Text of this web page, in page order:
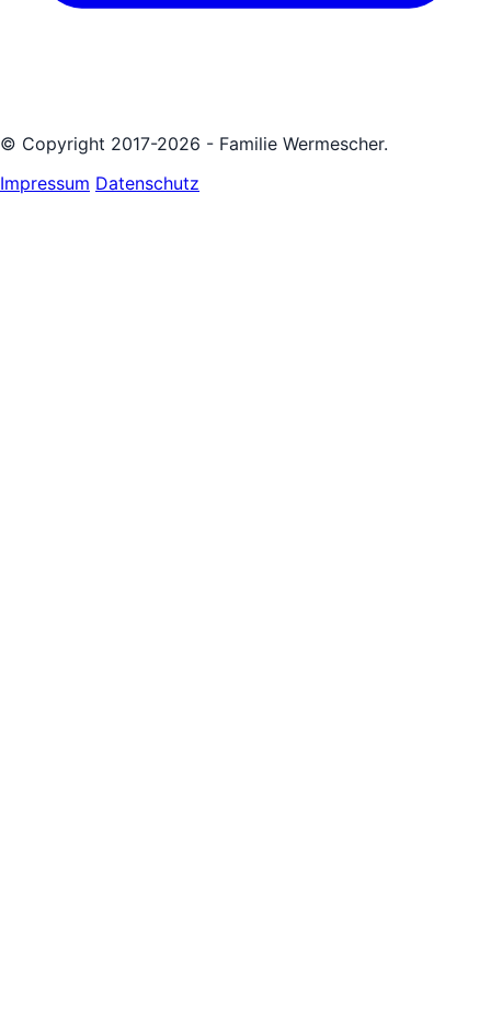
© Copyright 2017-2026 - Familie Wermescher.
Impressum Datenschutz